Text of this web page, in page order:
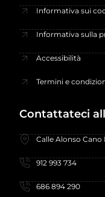
Informativa sui
Informativa sulla
Accessibilità
Termini e
Contattateci
Calle Alonso Cano
912 993 734
686 894 290